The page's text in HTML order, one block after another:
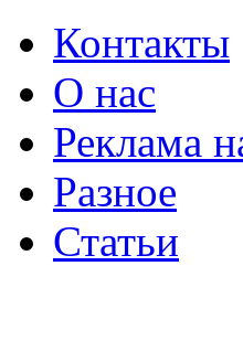
Контакты
О нас
Реклама
Разное
Статьи